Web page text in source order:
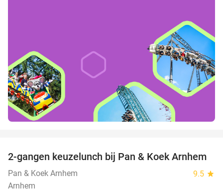
44%
2-gangen keuzelunch bij Pan & Koek Arnhem
Pan & Koek Arnhem 9.5 star
Arnhem